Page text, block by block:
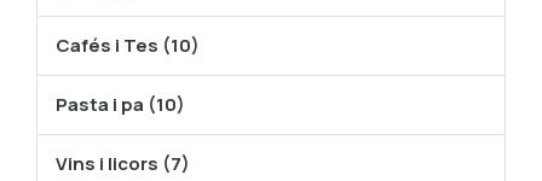
Cafés i Tes (10)
Pasta i pa (10)
Vins i licors (7)